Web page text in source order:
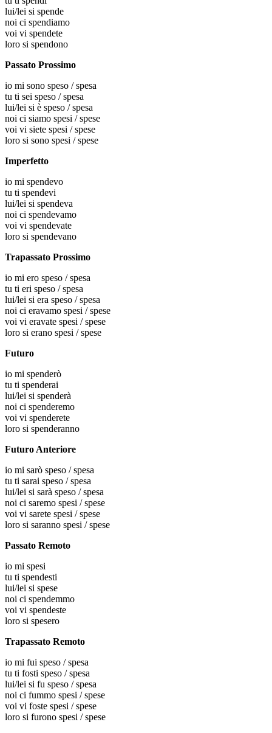
lui/lei si spende
noi ci spendiamo
voi vi spendete
loro si spendono
Passato Prossimo
io mi sono speso / spesa
tu ti sei speso / spesa
lui/lei si è speso / spesa
noi ci siamo spesi / spese
voi vi siete spesi / spese
loro si sono spesi / spese
Imperfetto
io mi spendevo
tu ti spendevi
lui/lei si spendeva
noi ci spendevamo
voi vi spendevate
loro si spendevano
Trapassato Prossimo
io mi ero speso / spesa
tu ti eri speso / spesa
lui/lei si era speso / spesa
noi ci eravamo spesi / spese
voi vi eravate spesi / spese
loro si erano spesi / spese
Futuro
io mi spenderò
tu ti spenderai
lui/lei si spenderà
noi ci spenderemo
voi vi spenderete
loro si spenderanno
Futuro Anteriore
io mi sarò speso / spesa
tu ti sarai speso / spesa
lui/lei si sarà speso / spesa
noi ci saremo spesi / spese
voi vi sarete spesi / spese
loro si saranno spesi / spese
Passato Remoto
io mi spesi
tu ti spendesti
lui/lei si spese
noi ci spendemmo
voi vi spendeste
loro si spesero
Trapassato Remoto
io mi fui speso / spesa
tu ti fosti speso / spesa
lui/lei si fu speso / spesa
noi ci fummo spesi / spese
voi vi foste spesi / spese
loro si furono spesi / spese